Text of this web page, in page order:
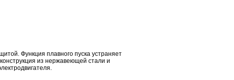
Функция плавного пуска устраняет
из нержавеющей стали и